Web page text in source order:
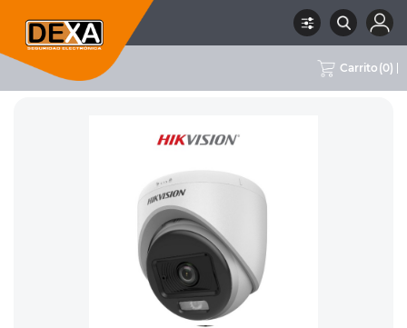
Carrito (0)
RUBRO SUBRUBRO HIKVISION